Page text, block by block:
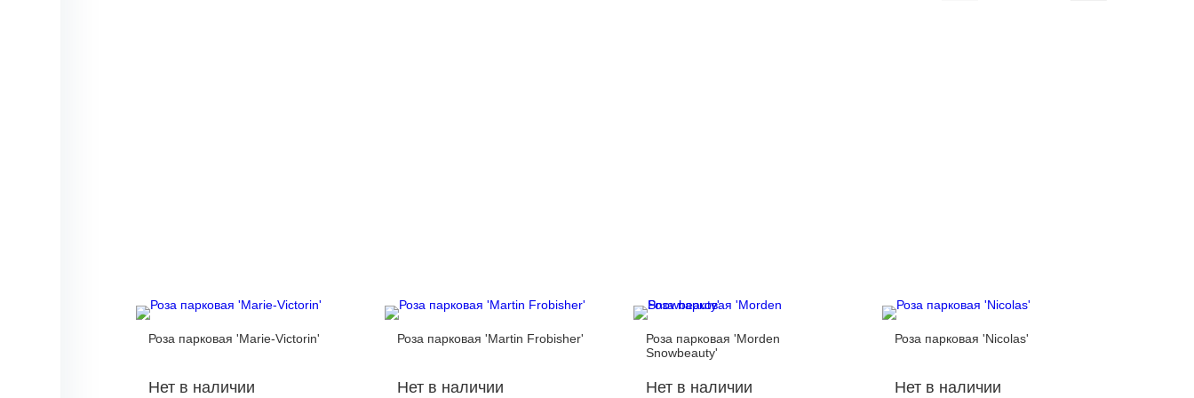
Роза парковая 'Marie-Victorin'
Нет в наличии
Роза парковая 'Martin Frobisher'
Нет в наличии
Роза парковая 'Morden
Snowbeauty'
Нет в наличии
Роза парковая 'Nicolas'
Нет в наличии